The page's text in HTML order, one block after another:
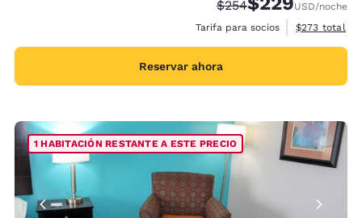
Precio tachado:
$254Precio con
USD/noche
Tarifa para socios
Ver detalles
$273 total
Reservar ahora
1 HABITACIÓN RESTANTE A ESTE PRECIO